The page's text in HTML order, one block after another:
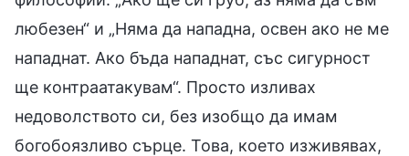
любезен“ и „Няма да нападна, освен ако не ме
нападнат. Ако бъда нападнат, със сигурност
ще контраатакувам“. Просто изливах
недоволството си, без изобщо да имам
богобоязливо сърце. Това, което изживявах,